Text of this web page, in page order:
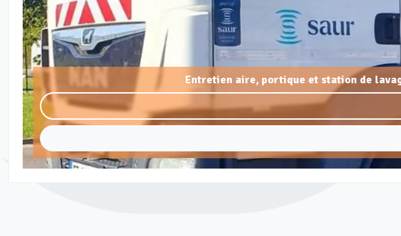
Entretien aire, portique et station de